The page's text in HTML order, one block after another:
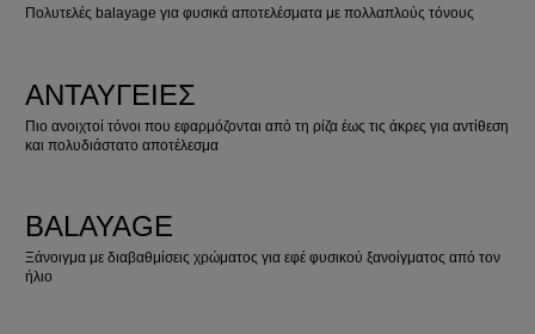
Πολυτελές balayage για φυσικά αποτελέσματα με πολλαπλούς τόνους
ΑΝΤΑΎΓΕΙΕΣ
Πιο ανοιχτοί τόνοι που εφαρμόζονται από τη ρίζα έως τις άκρες για αντίθεση
και πολυδιάστατο αποτέλεσμα
BALAYAGE
Ξάνοιγμα με διαβαθμίσεις χρώματος για εφέ φυσικού ξανοίγματος από τον
ήλιο